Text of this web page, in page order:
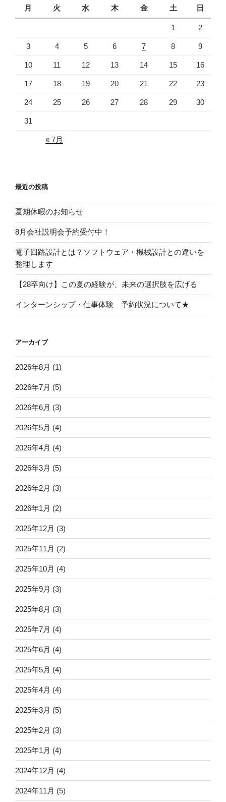
月 火 水 木 金 土 日
1 2
3 4 5 6 7 8 9
10 11 12 13 14 15 16
17 18 19 20 21 22 23
24 25 26 27 28 29 30
31
« 7月
最近の投稿
夏期休暇のお知らせ
8月会社説明会予約受付中！
電子回路設計とは？ソフトウェア・機械設計との違いを
整理します
【28卒向け】この夏の経験が、未来の選択肢を広げる
インターンシップ・仕事体験 予約状況について★
アーカイブ
2026年8月 (1)
2026年7月 (5)
2026年6月 (3)
2026年5月 (4)
2026年4月 (4)
2026年3月 (5)
2026年2月 (3)
2026年1月 (2)
2025年12月 (3)
2025年11月 (2)
2025年10月 (4)
2025年9月 (3)
2025年8月 (3)
2025年7月 (4)
2025年6月 (4)
2025年5月 (4)
2025年4月 (4)
2025年3月 (5)
2025年2月 (3)
2025年1月 (4)
2024年12月 (4)
2024年11月 (5)